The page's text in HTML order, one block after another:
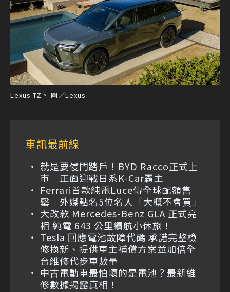
Lexus TZ。 圖／Lexus
車訊最前線
就是要侵門踏戶！BYD Racco正式上
市 正面迎戰日系K-Car霸主
Ferrari首款純電Luce傳全球配額售
罄 外媒點名5位名人「大概不會買」
大改款 Mercedes-Benz GLA 正式亮
相 純電 643 公里續航小休旅！
Tesla 回應電池故障代碼 承諾完整檢
修換新、提供車主補償方案並加倍全
台維修代步車數量
中古電動車最怕壞的是電池？最新維
修數據揭露真相！